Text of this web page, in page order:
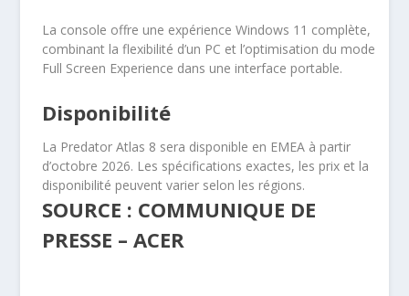
La console offre une expérience Windows 11 complète,
combinant la flexibilité d’un PC et l’optimisation du mode
Full Screen Experience dans une interface portable.
Disponibilité
La Predator Atlas 8 sera disponible en EMEA à partir
d’octobre 2026. Les spécifications exactes, les prix et la
disponibilité peuvent varier selon les régions.
SOURCE : COMMUNIQUE DE
PRESSE – ACER